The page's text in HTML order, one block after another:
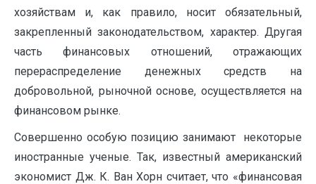
хозяйствам и, как правило, носит обязательный,
закрепленный законодательством, характер. Другая
часть финансовых отношений, отражающих
перераспределение денежных средств на
добровольной, рыночной основе, осуществляется на
финансовом рынке.
Совершенно особую позицию занимают некоторые
иностранные ученые. Так, известный американский
эконо­мист Дж. К. Ван Хорн считает, что «финансовая